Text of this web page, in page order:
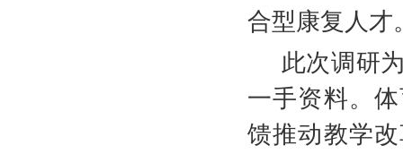
合型康复人才
此次调研
一手资料。
馈推动教学